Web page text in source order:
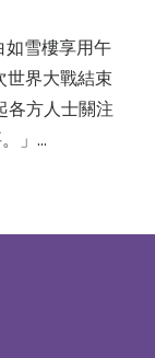
如雪樓享用午
世界大戰結束
各方人士關注
」…